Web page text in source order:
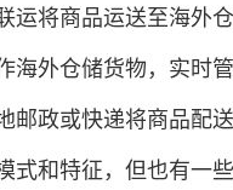
将商品运送至海外仓
外仓储货物，实时管
政或快递将商品配送
和特征，但也有一